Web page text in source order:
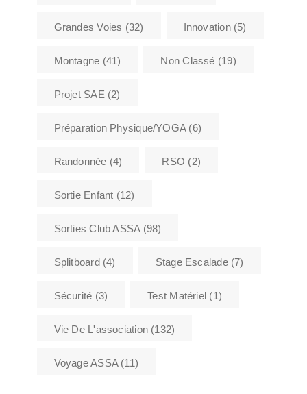
Grandes Voies (32) Innovation(5)
Montagne (41) Non Classé (19)
Projet SAE (2)
Préparation Physique/YOGA(6)
Randonnée (4) RSO (2)
Sortie Enfant (12)
Sorties Club ASSA(98)
Splitboard(4) Stage Escalade(7)
Sécurité (3) Test Matériel (1)
Vie De L'association (132)
Voyage ASSA(11)